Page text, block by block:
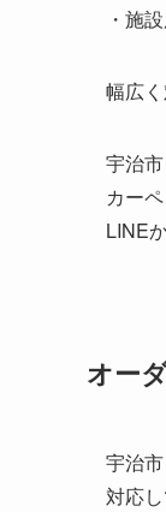
・施
幅広く
宇治
カー
LINE
オー
宇治
対応し